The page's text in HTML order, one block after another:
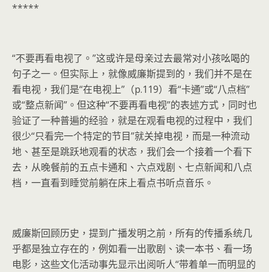
*****
“不要再看电视了。”这或许是母亲过去最常对小孩吆喝的
句子之一。但实际上，就像威廉斯提到的，我们并不是在
看电视，我们是“在电视上”（p.119）看“卡通”或“八点档”
或“整点新闻”。但这种“不要再看电视”的表述方式，同时也
验证了一种普遍的经验，就是在观看电视的过程中，我们
很少“只看完一个特定的节目”就关掉电视，而是一种流动
地、甚至是跳跃地观看的状态，我们会一个接着一个看下
去，从晚餐前的五点卡通和、六点戏剧、七点新闻和八点
档，一直看到睡觉前躺在床上看点书听点音乐。
威廉斯回顾历史，提到广播发明之前，所有的传播系统几
乎都是独立存在的，例如看一出歌剧、读一本书、看一场
电影，这些文化活动事先显示出阅听人“带着单一而明显的